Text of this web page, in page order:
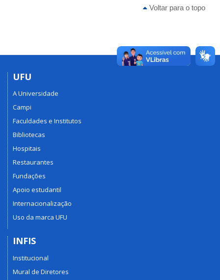
Voltar para o topo
UFU
A Universidade
Campi
Faculdades e Institutos
Bibliotecas
Hospitais
Restaurantes
Fundações
Apoio estudantil
Internacionalização
Uso da marca UFU
INFIS
Institucional
Mural de Diretores